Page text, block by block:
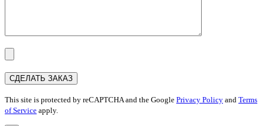
This site is protected by reCAPTCHA and the Google Privacy Policy and Terms
of Service apply.